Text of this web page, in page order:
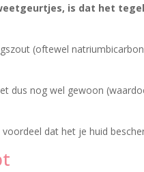
is dat het
(oftewel
dus nog wel gewoon
dat het je huid